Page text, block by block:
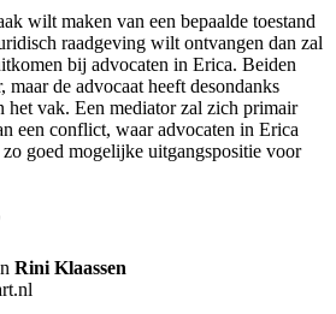
wilt maken van een bepaalde toestand
raadgeving wilt ontvangen dan zal
bij advocaten in Erica. Beiden
de advocaat heeft desondanks
het vak. Een mediator zal zich primair
een conflict, waar advocaten in Erica
goed mogelijke uitgangspositie voor
Rini Klaassen